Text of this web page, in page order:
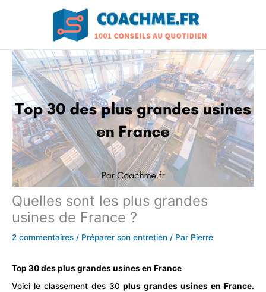
Quelles sont les plus grandes
usines de France ?
2 commentaires / Préparer son entretien / Par Pierre
Top 30 des plus grandes usines en France
Voici le classement des 30 plus grandes usines en France.